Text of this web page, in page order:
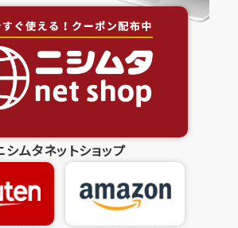
シムタネットショップ